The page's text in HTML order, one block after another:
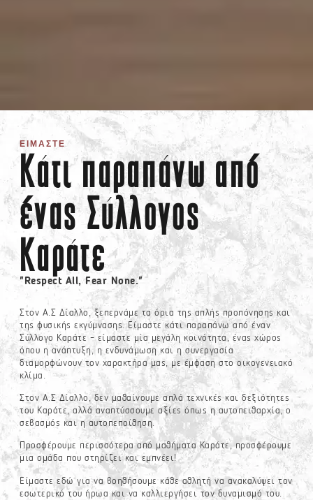
ΕΙΜΑΣΤΕ
Κάτι παραπάνω από
ένας Σύλλογος
Καράτε
"Respect All, Fear None."
Στον Α.Σ Δίαλλο, ξεπερνάμε τα όρια της απλής προπόνησης και
της φυσικής εκγύμνασης. Είμαστε κάτι παραπάνω από έναν
Σύλλογο Καράτε – είμαστε μία μεγάλη κοινότητα, ένας χώρος
όπου η ανάπτυξη, η ενδυνάμωση και η συνεργασία
διαμορφώνουν τον χαρακτήρα μας, με έμφαση στο οικογενειακό
κλίμα.
Στον Α.Σ Δίαλλο, δεν μαθαίνουμε απλά τεχνικές και δεξιότητες
του Καράτε, αλλά αναπτύσσουμε αξίες όπως η αυτοπειθαρχία, ο
σεβασμός και η αυτοπεποίθηση.
Προσφέρουμε περισσότερα από μαθήματα Καράτε, προσφέρουμε
μια ομάδα που στηρίζει και εμπνέει!
Είμαστε εδώ για να βοηθήσουμε κάθε αθλητή να ανακαλύψει τον
εσωτερικό του ήρωα και να καλλιεργήσει τον δυναμισμό του.